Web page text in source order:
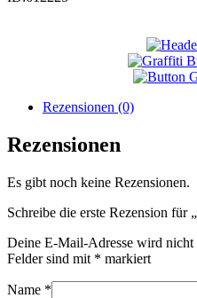
Rezensionen (0)
Rezensionen
Es gibt noch keine Rezensionen.
Schreibe die erste Rezension für
Deine E-Mail-Adresse wird
Felder sind mit * markiert
Name *